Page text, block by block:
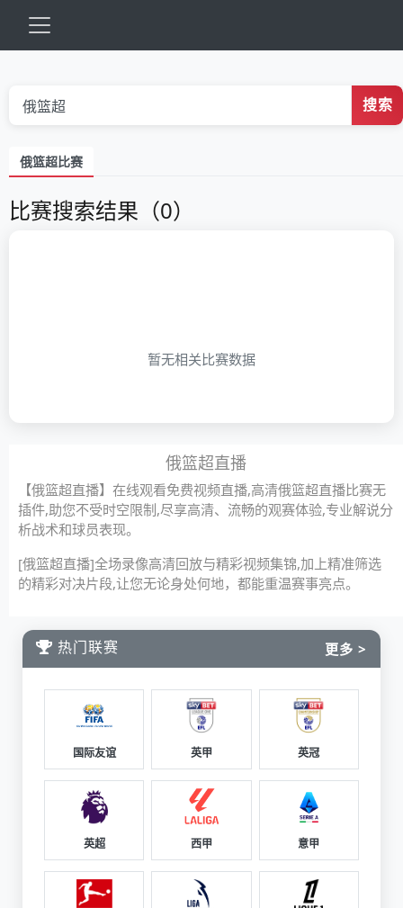
搜索
俄篮超比赛
比赛搜索结果（0）
暂无相关比赛数据
俄篮超直播
【俄篮超直播】在线观看免费视频直播,高清俄篮超直播比赛无
插件,助您不受时空限制,尽享高清、流畅的观赛体验,专业解说分
析战术和球员表现。
[俄篮超直播]全场录像高清回放与精彩视频集锦,加上精准筛选
的精彩对决片段,让您无论身处何地，都能重温赛事亮点。
热门联赛 更多 >
国际友谊 英甲 英冠
英超 西甲 意甲